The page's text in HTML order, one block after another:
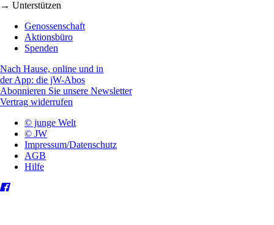
→ Unterstützen
Genossenschaft
Aktionsbüro
Spenden
Nach Hause, online und in
der App: die jW-Abos
Abonnieren Sie unsere Newsletter
Vertrag widerrufen
© junge Welt
© JW
Impressum/Datenschutz
AGB
Hilfe